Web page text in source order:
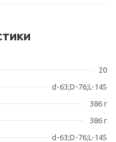
20
d-63;D-76;L-145
386 г
386 г
d-63;D-76;L-145